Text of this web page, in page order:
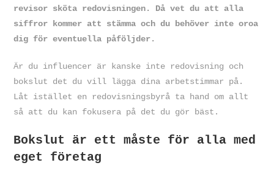
revisor sköta redovisningen. Då vet du att alla
siffror kommer att stämma och du behöver inte oroa
dig för eventuella påföljder.
Är du influencer är kanske inte redovisning och
bokslut det du vill lägga dina arbetstimmar på.
Låt istället en redovisningsbyrå ta hand om allt
så att du kan fokusera på det du gör bäst.
Bokslut är ett måste för alla med
eget företag